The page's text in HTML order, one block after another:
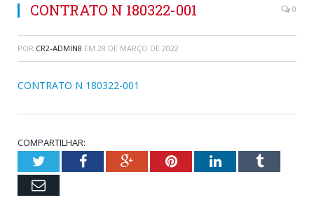
CONTRATO N 180322-001 0
POR CR2-ADMIN8 EM 28 DE MARÇO DE 2022
CONTRATO N 180322-001
COMPARTILHAR:
TwitterFacebookGoogle+PinterestLinkedInTumblr
Email